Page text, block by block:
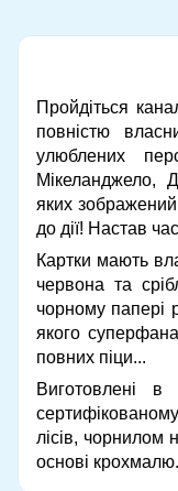
Пройдіться
повністю
улюблених
Мікеланджело,
яких
до дії! Настав
Картки мають
червона та
чорному папері
якого
повних піци...
Виготовлені
лісів, чорнилом
основі крохмалю.